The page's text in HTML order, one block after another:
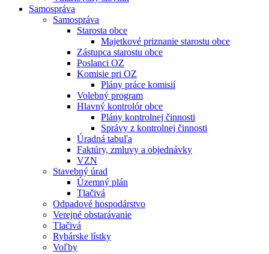
Samospráva
Samospráva
Starosta obce
Majetkové priznanie starostu obce
Zástupca starostu obce
Poslanci OZ
Komisie pri OZ
Plány práce komisií
Volebný program
Hlavný kontrolór obce
Plány kontrolnej činnosti
Správy z kontrolnej činnosti
Úradná tabuľa
Faktúry, zmluvy a objednávky
VZN
Stavebný úrad
Územný plán
Tlačivá
Odpadové hospodárstvo
Verejné obstarávanie
Tlačivá
Rybárske lístky
Voľby